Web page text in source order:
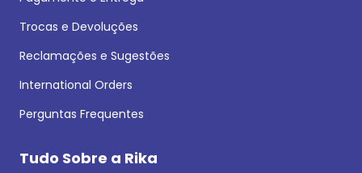
Trocas e Devoluções
Reclamações e Sugestões
International Orders
Perguntas Frequentes
Tudo Sobre a Rika